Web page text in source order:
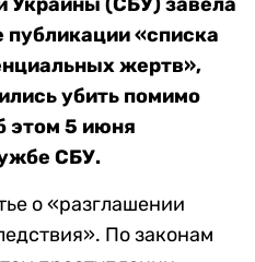
публикации «списка
жертв»,
убить помимо
этом 5 июня
СБУ.
о «разглашении
По законам